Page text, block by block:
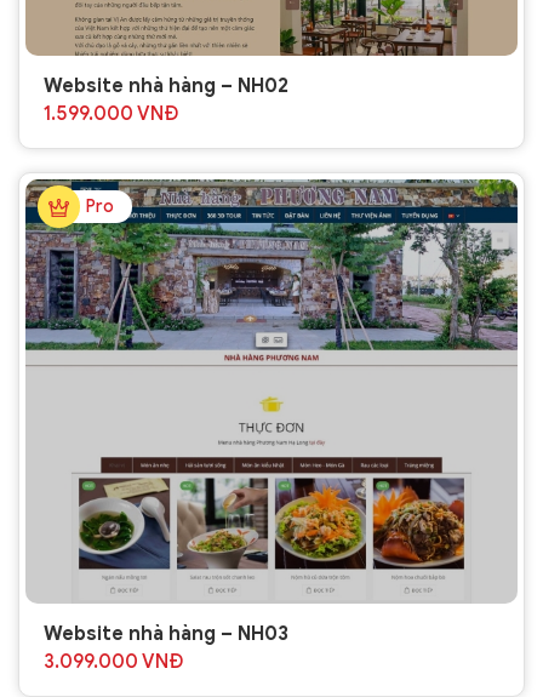
Website nhà hàng – NH02
1.599.000 VNĐ
Pro
Website nhà hàng – NH03
3.099.000 VNĐ